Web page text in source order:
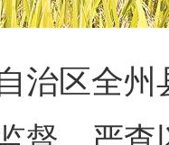
区全州